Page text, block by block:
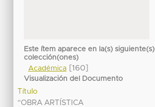
Este ítem aparece en la(s) siguiente(s)
colección(ones)
Académica[160]
Visualización del Documento
Título
“OBRA ARTÍSTICA